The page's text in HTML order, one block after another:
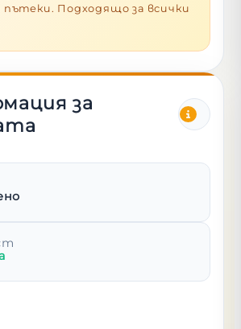
Подходящо за всички
за